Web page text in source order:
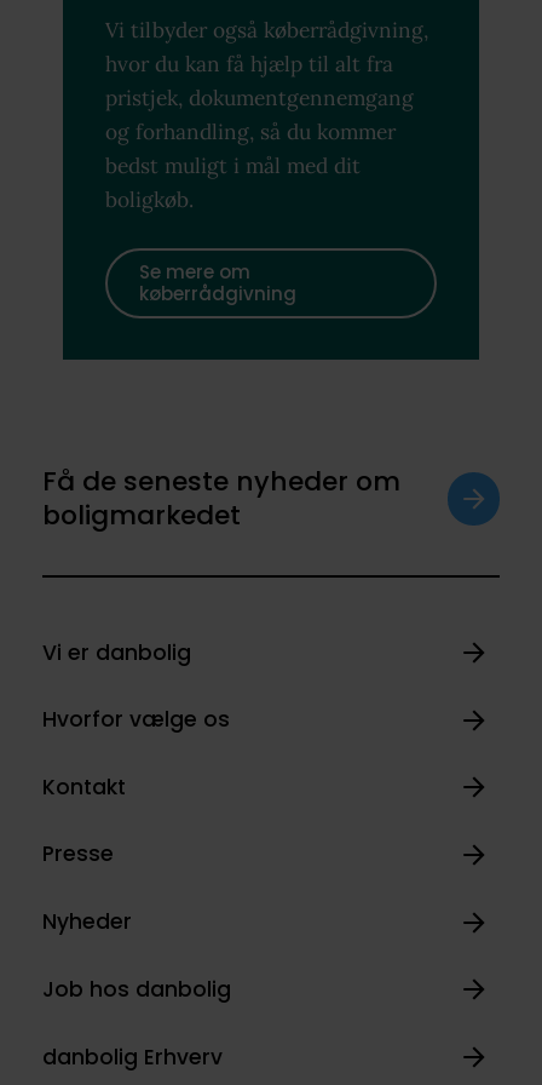
Vi tilbyder også køberrådgivning,
hvor du kan få hjælp til alt fra
pristjek, dokumentgennemgang
og forhandling, så du kommer
bedst muligt i mål med dit
boligkøb.
Se mere om
køberrådgivning
Få de seneste nyheder om
boligmarkedet
Vi er danbolig
Hvorfor vælge os
Kontakt
Presse
Nyheder
Job hos danbolig
danbolig Erhverv